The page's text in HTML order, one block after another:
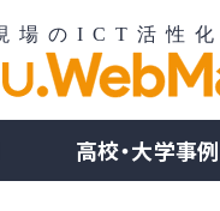
高校・大学事例